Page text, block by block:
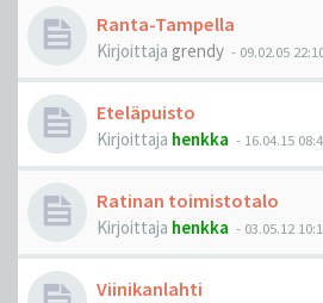
Ranta-Tampella
Kirjoittaja grendy - 09.02.05
Eteläpuisto
Kirjoittaja henkka - 16.04.15
Ratinan toimistotalo
Kirjoittaja henkka - 03.05.12
Viinikanlahti